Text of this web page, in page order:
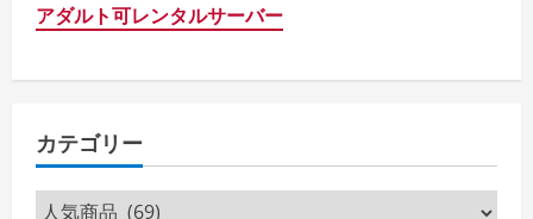
アダルト可レンタルサーバー
カテゴリー
カ